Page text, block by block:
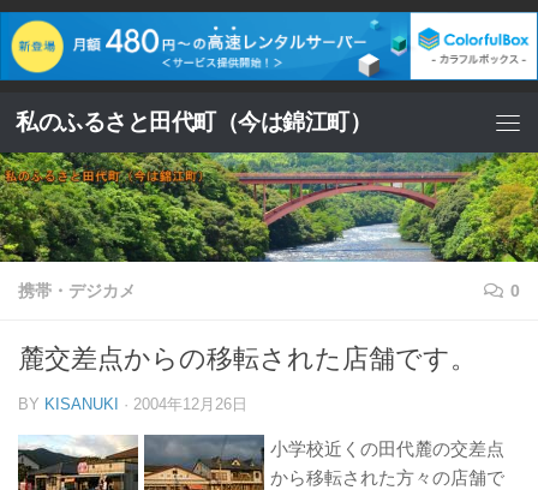
コンテンツへスキップ
私のふるさと田代町（今は錦江町）
携帯・デジカメ 0
麓交差点からの移転された店舗です。
BY KISANUKI · 2004年12月26日
小学校近くの田代麓の交差点
から移転された方々の店舗で